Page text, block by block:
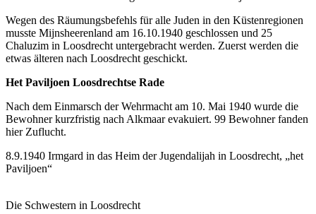
Wegen des Räumungsbefehls für alle Juden in den Küstenregionen
musste Mijnsheerenland am 16.10.1940 geschlossen und 25
Chaluzim in Loosdrecht untergebracht werden. Zuerst werden die
etwas älteren nach Loosdrecht geschickt.
Het Paviljoen Loosdrechtse Rade
Nach dem Einmarsch der Wehrmacht am 10. Mai 1940 wurde die
Bewohner kurzfristig nach Alkmaar evakuiert. 99 Bewohner fanden
hier Zuflucht.
8.9.1940 Irmgard in das Heim der Jugendalijah in Loosdrecht, „het
Paviljoen“
Die Schwestern in Loosdrecht